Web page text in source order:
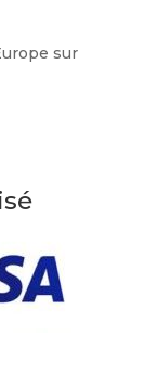
sur